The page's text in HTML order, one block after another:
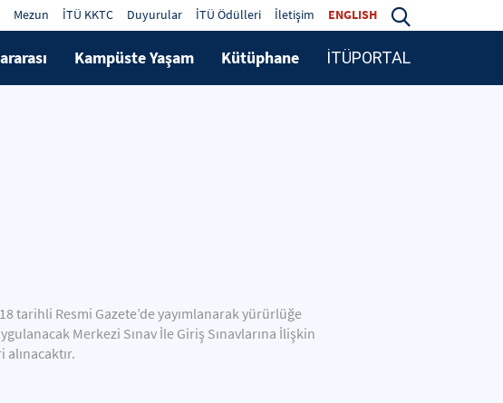
Mezun İTÜ KKTC Duyurular İTÜ Ödülleri İletişim ENGLISH
Kampüste Yaşam Kütüphane İTÜPORTAL
tarihli Resmi Gazete’de yayımlanarak yürürlüğe
Merkezi Sınav İle Giriş Sınavlarına İlişkin